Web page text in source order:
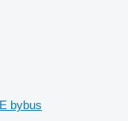
bybus